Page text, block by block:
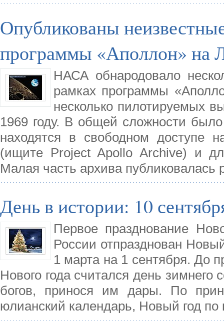
Опубликованы
программы «Аполлон» на
НАСА обнародовало
рамках программы
несколько пилотируемых
1969 году. В общей сложности
находятся в свободном доступе
(ищите Project Apollo Archive) и
Малая часть архива публиковалась
День в истории: 10
Первое празднование
России отпразднован
1 марта на 1 сентября. До
Нового года считался день
богов, принося им дары. По
юлианский календарь, Новый год по